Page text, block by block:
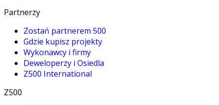
Partnerzy
Zostań partnerem 500
Gdzie kupisz projekty
Wykonawcy i firmy
Deweloperzy i Osiedla
Z500 International
Z500